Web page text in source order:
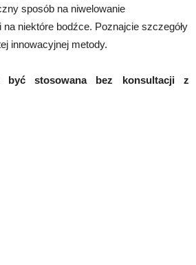
sposób na niwelowanie
niektóre bodźce. Poznajcie szczegóły
innowacyjnej metody.
być stosowana bez konsultacji z